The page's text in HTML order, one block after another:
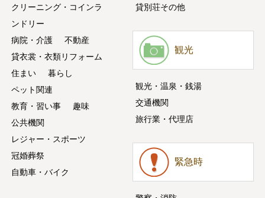
クリーニング・コインラ
ンドリー
病院・介護
不動産
貸衣裳・衣類リフォーム
住まい
暮らし
ペット関連
教育・習い事
趣味
公共機関
レジャー・スポーツ
冠婚葬祭
自動車・バイク
貸別荘その他
観光
観光・温泉・銭湯
交通機関
旅行業・代理店
緊急時